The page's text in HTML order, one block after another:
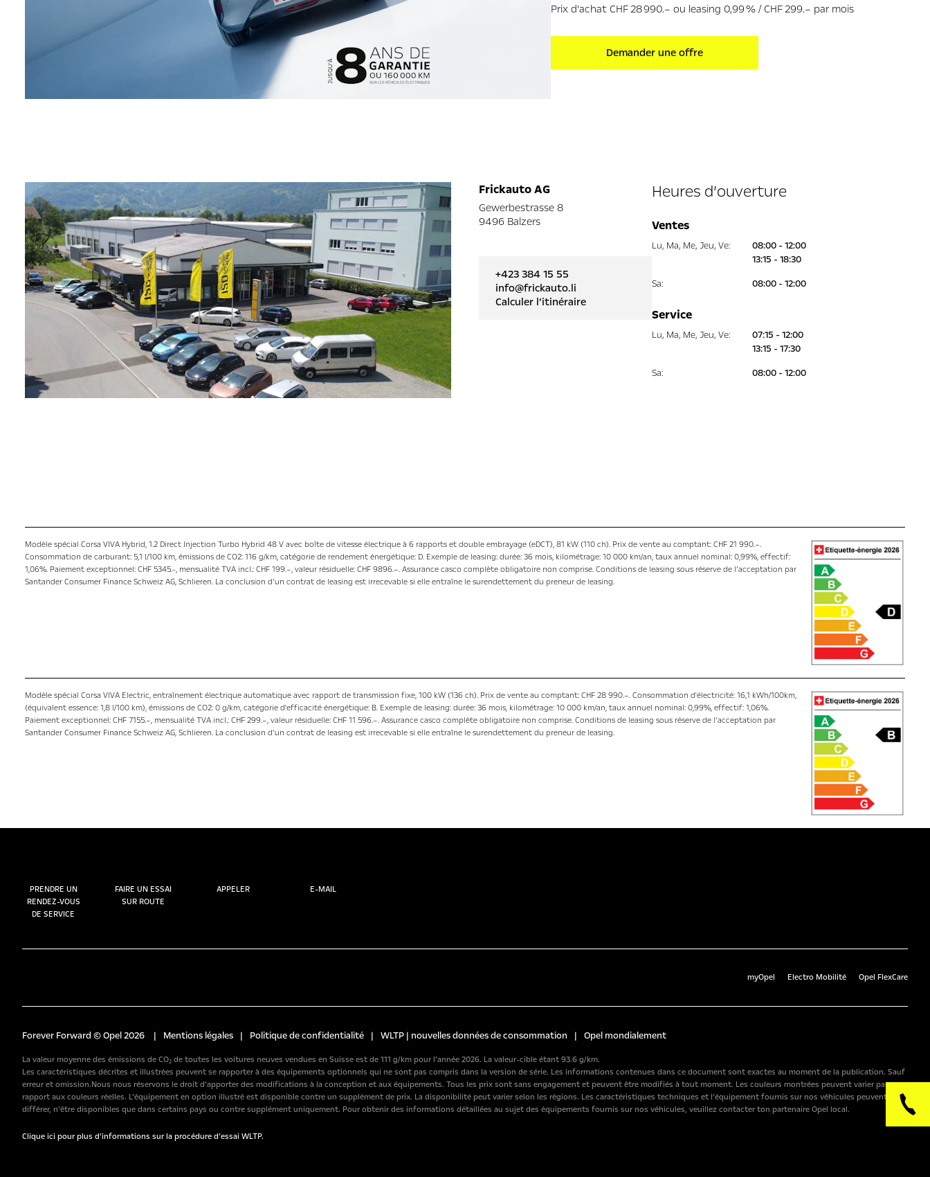
Prix d’achat CHF 28 990.– ou leasing 0,99 % / CHF 299.– par mois
Demander une offre
Frickauto AG
Gewerbestrasse 8
9496 Balzers
+423 384 15 55
info@frickauto.li
Calculer l’itinéraire
Heures d’ouverture
Ventes
Lu, Ma, Me, Jeu, Ve:
08:00 - 12:00
13:15 - 18:30
Sa: 08:00 - 12:00
Service
Lu, Ma, Me, Jeu, Ve:
07:15 - 12:00
13:15 - 17:30
Sa: 08:00 - 12:00
Modèle spécial Corsa VIVA Hybrid, 1.2 Direct Injection Turbo Hybrid 48 V avec boîte de vitesse électrique à 6 rapports et double embrayage (eDCT), 81 kW (110 ch). Prix de vente au comptant: CHF 21 990.–.
Consommation de carburant: 5,1 l/100 km, émissions de CO2: 116 g/km, catégorie de rendement énergétique: D. Exemple de leasing: durée: 36 mois, kilométrage: 10 000 km/an, taux annuel nominal: 0,99%, effectif:
1,06%. Paiement exceptionnel: CHF 5345.-, mensualité TVA incl.: CHF 199.–, valeur résiduelle: CHF 9896.–. Assurance casco complète obligatoire non comprise. Conditions de leasing sous réserve de l’acceptation par
Santander Consumer Finance Schweiz AG, Schlieren. La conclusion d’un contrat de leasing est irrecevable si elle entraîne le surendettement du preneur de leasing.
Modèle spécial Corsa VIVA Electric, entraînement électrique automatique avec rapport de transmission fixe, 100 kW (136 ch). Prix de vente au comptant: CHF 28 990.–. Consommation d'électricité: 16,1 kWh/100km,
(équivalent essence: 1,8 l/100 km), émissions de CO2: 0 g/km, catégorie d'efficacité énergétique: B. Exemple de leasing: durée: 36 mois, kilométrage: 10 000 km/an, taux annuel nominal: 0,99%, effectif: 1,06%.
Paiement exceptionnel: CHF 7155.–, mensualité TVA incl.: CHF 299.–, valeur résiduelle: CHF 11 596.–. Assurance casco complète obligatoire non comprise. Conditions de leasing sous réserve de l’acceptation par
Santander Consumer Finance Schweiz AG, Schlieren. La conclusion d’un contrat de leasing est irrecevable si elle entraîne le surendettement du preneur de leasing.
PRENDRE UN
RENDEZ-VOUS
DE SERVICE
FAIRE UN ESSAI
SUR ROUTE
APPELER E-MAIL
myOpel Electro Mobilité Opel FlexCare
Forever Forward © Opel 2026 | Mentions légales | Politique de confidentialité | WLTP | nouvelles données de consommation | Opel mondialement
La valeur moyenne des émissions de CO₂ de toutes les voitures neuves vendues en Suisse est de 111 g/km pour l’année 2026. La valeur-cible étant 93.6 g/km.
Les caractéristiques décrites et illustrées peuvent se rapporter à des équipements optionnels qui ne sont pas compris dans la version de série. Les informations contenues dans ce document sont exactes au moment de la publication. Sauf
erreur et omission.Nous nous réservons le droit d’apporter des modifications à la conception et aux équipements. Tous les prix sont sans engagement et peuvent être modifiés à tout moment. Les couleurs montrées peuvent varier par
rapport aux couleurs réelles. L’équipement en option illustré est disponible contre un supplément de prix. La disponibilité peut varier selon les régions. Les caractéristiques techniques et l’équipement fournis sur nos véhicules peuvent
différer, n’être disponibles que dans certains pays ou contre supplément uniquement. Pour obtenir des informations détaillées au sujet des équipements fournis sur nos véhicules, veuillez contacter ton partenaire Opel local.
Clique ici pour plus d’informations sur la procédure d’essai WLTP.